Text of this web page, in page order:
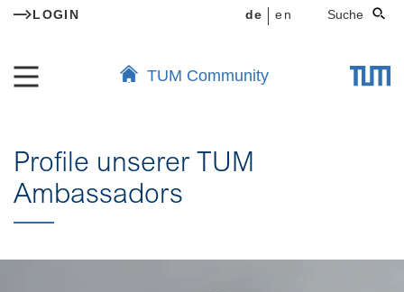
LOGIN de en Suche
TUM Community
Profile unserer TUM
Ambassadors